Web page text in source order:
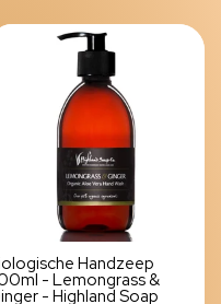
Handzeep
- Lemongrass &
- Highland Soap